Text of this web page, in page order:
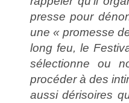
presse pour
une « promesse
long feu, le
sélectionne ou
procéder à des
aussi dérisoires